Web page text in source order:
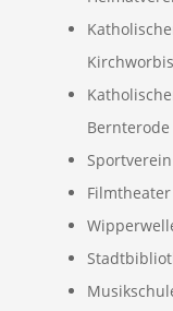
Kirchworbis
Bernterode